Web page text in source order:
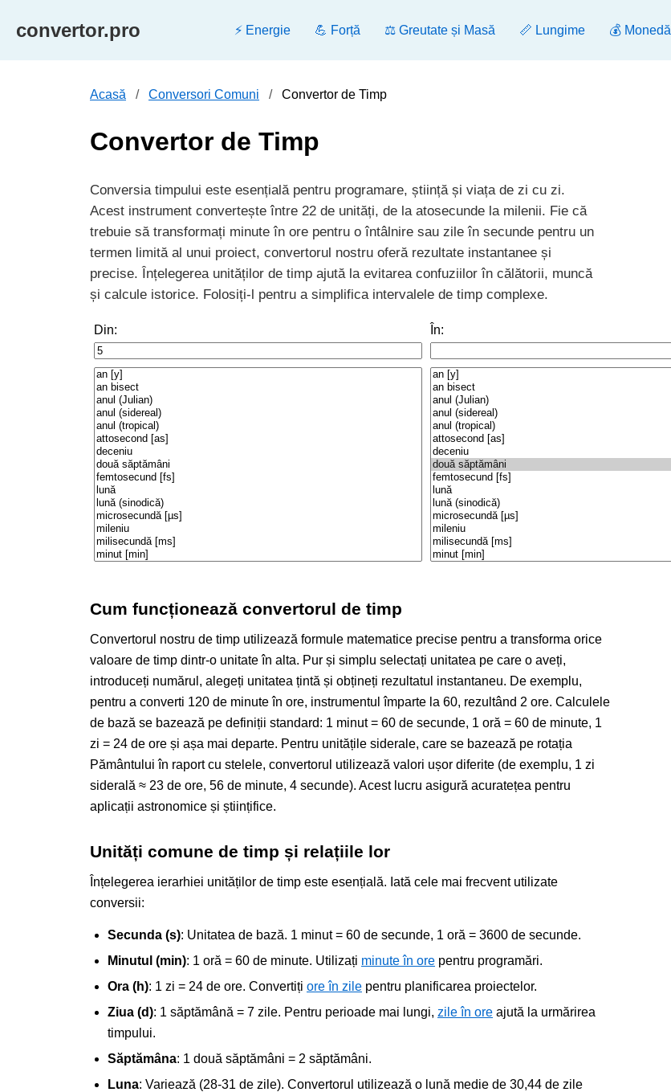
convertor.pro ⚡ Energie 💪 Forță ⚖️ Greutate și Masă 📏 Lungime 💰 Monedă
Acasă Conversori Comuni Convertor de Timp
Convertor de Timp
Conversia timpului este esențială pentru programare, știință și viața de zi cu zi.
Acest instrument convertește între 22 de unități, de la atosecunde la milenii. Fie că
trebuie să transformați minute în ore pentru o întâlnire sau zile în secunde pentru un
termen limită al unui proiect, convertorul nostru oferă rezultate instantanee și
precise. Înțelegerea unităților de timp ajută la evitarea confuziilor în călătorii, muncă
și calcule istorice. Folosiți-l pentru a simplifica intervalele de timp complexe.
Din: În:
Cum funcționează convertorul de timp
Convertorul nostru de timp utilizează formule matematice precise pentru a transforma orice
valoare de timp dintr-o unitate în alta. Pur și simplu selectați unitatea pe care o aveți,
introduceți numărul, alegeți unitatea țintă și obțineți rezultatul instantaneu. De exemplu,
pentru a converti 120 de minute în ore, instrumentul împarte la 60, rezultând 2 ore. Calculele
de bază se bazează pe definiții standard: 1 minut = 60 de secunde, 1 oră = 60 de minute, 1
zi = 24 de ore și așa mai departe. Pentru unitățile siderale, care se bazează pe rotația
Pământului în raport cu stelele, convertorul utilizează valori ușor diferite (de exemplu, 1 zi
siderală ≈ 23 de ore, 56 de minute, 4 secunde). Acest lucru asigură acuratețea pentru
aplicații astronomice și științifice.
Unități comune de timp și relațiile lor
Înțelegerea ierarhiei unităților de timp este esențială. Iată cele mai frecvent utilizate
conversii:
Secunda (s): Unitatea de bază. 1 minut = 60 de secunde, 1 oră = 3600 de secunde.
Minutul (min): 1 oră = 60 de minute. Utilizați minute în ore pentru programări.
Ora (h): 1 zi = 24 de ore. Convertiți ore în zile pentru planificarea proiectelor.
Ziua (d): 1 săptămână = 7 zile. Pentru perioade mai lungi, zile în ore ajută la urmărirea
timpului.
Săptămâna: 1 două săptămâni = 2 săptămâni.
Luna: Variează (28-31 de zile). Convertorul utilizează o lună medie de 30,44 de zile